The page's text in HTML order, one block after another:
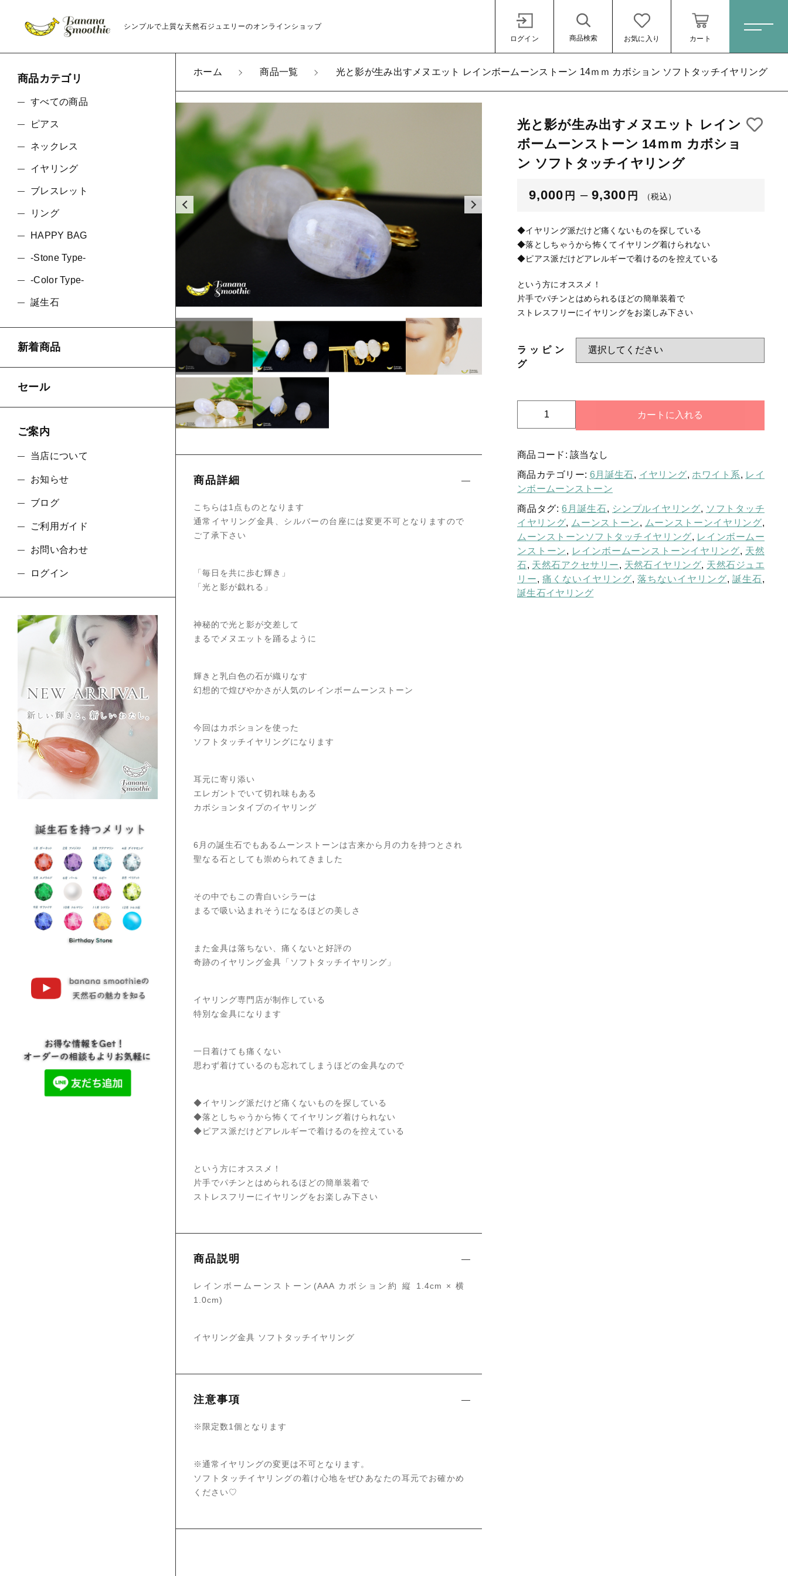
シンプルで上質な天然石ジュエリーのオンラインショップ
ログイン
商品検索 お気に入り カート
ホーム 商品一覧 光と影が生み出すメヌエット レインボームーンストーン 14ｍｍ カボション ソフトタッチイヤリング
商品詳細
こちらは1点ものとなります
通常イヤリング金具、シルバーの台座には変更不可となりますので
ご了承下さい
「毎日を共に歩む輝き」
「光と影が戯れる」
神秘的で光と影が交差して
まるでメヌエットを踊るように
輝きと乳白色の石が織りなす
幻想的で煌びやかさが人気のレインボームーンストーン
今回はカボションを使った
ソフトタッチイヤリングになります
耳元に寄り添い
エレガントでいて切れ味もある
カボションタイプのイヤリング
6月の誕生石でもあるムーンストーンは古来から月の力を持つとされ
聖なる石としても崇められてきました
その中でもこの青白いシラーは
まるで吸い込まれそうになるほどの美しさ
また金具は落ちない、痛くないと好評の
奇跡のイヤリング金具「ソフトタッチイヤリング」
イヤリング専門店が制作している
特別な金具になります
一日着けても痛くない
思わず着けているのも忘れてしまうほどの金具なので
◆イヤリング派だけど痛くないものを探している
◆落としちゃうから怖くてイヤリング着けられない
◆ピアス派だけどアレルギーで着けるのを控えている
という方にオススメ！
片手でパチンとはめられるほどの簡単装着で
ストレスフリーにイヤリングをお楽しみ下さい
商品説明
レインボームーンストーン(AAA カボション約 縦 1.4cm × 横
1.0cm)
イヤリング金具 ソフトタッチイヤリング
注意事項
※限定数1個となります
※通常イヤリングの変更は不可となります。
ソフトタッチイヤリングの着け心地をぜひあなたの耳元でお確かめ
ください♡
光と影が生み出すメヌエット レイン
ボームーンストーン 14ｍｍ カボショ
ン ソフトタッチイヤリング
9,000 円 – 9,300 円 （税込）
◆イヤリング派だけど痛くないものを探している
◆落としちゃうから怖くてイヤリング着けられない
◆ピアス派だけどアレルギーで着けるのを控えている
という方にオススメ！
片手でパチンとはめられるほどの簡単装着で
ストレスフリーにイヤリングをお楽しみ下さい
ラッピン
グ
と
が
生
み
す
メ
ヌ
エ
ッ
ト
レ
カートに入れる
商品コード:該当なし
商品カテゴリー: 6月誕生石, イヤリング, ホワイト系, レイ
ンボームーンストーン
商品タグ:6月誕生石, シンプルイヤリング, ソフトタッチ
イヤリング, ムーンストーン, ムーンストーンイヤリング,
ムーンストーンソフトタッチイヤリング, レインボームー
ンストーン, レインボームーンストーンイヤリング, 天然
石, 天然石アクセサリー, 天然石イヤリング, 天然石ジュエ
リー,痛くないイヤリング,落ちないイヤリング, 誕生石,
誕生石イヤリング
商品カテゴリ
すべての商品
ピアス
ネックレス
イヤリング
ブレスレット
リング
HAPPY BAG
-Stone Type-
-Color Type-
誕生石
新着商品
セール
ご案内
当店について
お知らせ
ブログ
ご利用ガイド
お問い合わせ
ログイン
光と影が生み出すメヌエット レインボームーンストーン 14ｍｍ カボション ソフ
トタッチイヤリング
ラッピング
数量
（税込）
ショッピングを続ける カートを確認する
ホーム
すべての商品
ピアス
ネックレス
イヤリング
リング
HAPPY BAG
-Color Type-
誕生石
新着商品
お知らせ
ブログ
ご利用ガイド
お問い合わせ
ログイン
その他
セール